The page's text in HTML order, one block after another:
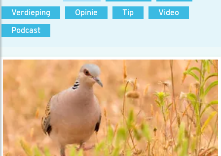
Verdieping
Opinie Tip
Video
Podcast